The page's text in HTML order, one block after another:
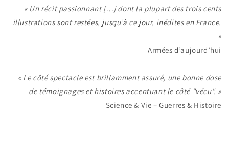
« Un récit passionnant […] dont la plupart des trois cents
illustrations sont restées, jusqu’à ce jour, inédites en France.
»
Armées d’aujourd’hui
« Le côté spectacle est brillamment assuré, une bonne dose
de témoignages et histoires accentuant le côté "vécu". »
Science & Vie – Guerres & Histoire